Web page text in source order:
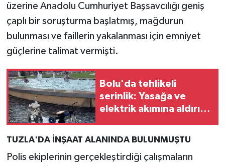
üzerine Anadolu Cumhuriyet Başsavcılığı geniş
çaplı bir soruşturma başlatmış, mağdurun
bulunması ve faillerin yakalanması için emniyet
güçlerine talimat vermişti.
Bolu'da tehlikeli
serinlik: Yasağa ve
elektrik akımına aldırış
havuzunda yüzdüler
TUZLA'DA İNŞAAT ALANINDA BULUNMUŞTU
Polis ekiplerinin gerçekleştirdiği çalışmaların